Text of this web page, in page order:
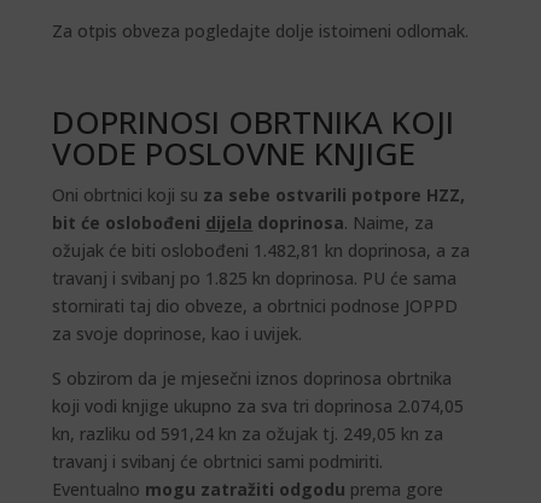
Za otpis obveza pogledajte dolje istoimeni odlomak.
DOPRINOSI OBRTNIKA KOJI
VODE POSLOVNE KNJIGE
Oni obrtnici koji su za sebe ostvarili potpore HZZ,
bit će oslobođeni dijela doprinosa. Naime, za
ožujak će biti oslobođeni 1.482,81 kn doprinosa, a za
travanj i svibanj po 1.825 kn doprinosa. PU će sama
stornirati taj dio obveze, a obrtnici podnose JOPPD
za svoje doprinose, kao i uvijek.
S obzirom da je mjesečni iznos doprinosa obrtnika
koji vodi knjige ukupno za sva tri doprinosa 2.074,05
kn, razliku od 591,24 kn za ožujak tj. 249,05 kn za
travanj i svibanj će obrtnici sami podmiriti.
Eventualno mogu zatražiti odgodu prema gore